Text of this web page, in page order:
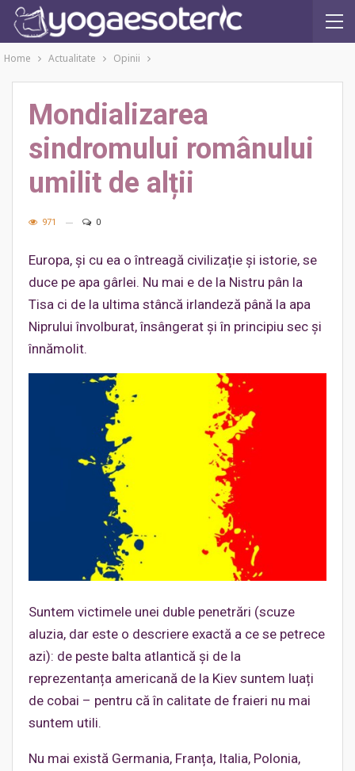
Home Actualitate Opinii
Mondializarea
sindromului românului
umilit de alții
971 0
Europa, și cu ea o întreagă civilizație și istorie, se
duce pe apa gârlei. Nu mai e de la Nistru pân la
Tisa ci de la ultima stâncă irlandeză până la apa
Niprului învolburat, însângerat și în principiu sec și
înnămolit.
Suntem victimele unei duble penetrări (scuze
aluzia, dar este o descriere exactă a ce se petrece
azi): de peste balta atlantică și de la
reprezentanța americană de la Kiev suntem luați
de cobai – pentru că în calitate de fraieri nu mai
suntem utili.
Nu mai există Germania, Franța, Italia, Polonia,